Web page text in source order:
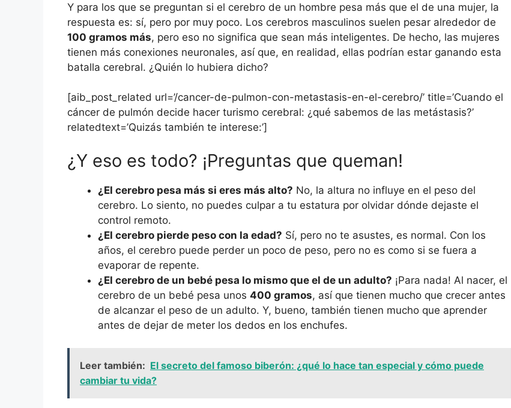
Y para los que se preguntan si el cerebro de un hombre pesa más que el de una mujer, la
respuesta es: sí, pero por muy poco. Los cerebros masculinos suelen pesar alrededor de
100 gramos más, pero eso no significa que sean más inteligentes. De hecho, las mujeres
tienen más conexiones neuronales, así que, en realidad, ellas podrían estar ganando esta
batalla cerebral. ¿Quién lo hubiera dicho?
[aib_post_related url=’/cancer-de-pulmon-con-metastasis-en-el-cerebro/’ title=’Cuando el
cáncer de pulmón decide hacer turismo cerebral: ¿qué sabemos de las metástasis?’
relatedtext=’Quizás también te interese:’]
¿Y eso es todo? ¡Preguntas que queman!
¿El cerebro pesa más si eres más alto? No, la altura no influye en el peso del
cerebro. Lo siento, no puedes culpar a tu estatura por olvidar dónde dejaste el
control remoto.
¿El cerebro pierde peso con la edad? Sí, pero no te asustes, es normal. Con los
años, el cerebro puede perder un poco de peso, pero no es como si se fuera a
evaporar de repente.
¿El cerebro de un bebé pesa lo mismo que el de un adulto? ¡Para nada! Al nacer, el
cerebro de un bebé pesa unos 400 gramos, así que tienen mucho que crecer antes
de alcanzar el peso de un adulto. Y, bueno, también tienen mucho que aprender
antes de dejar de meter los dedos en los enchufes.
Leer también: El secreto del famoso biberón: ¿qué lo hace tan especial y cómo puede
cambiar tu vida?